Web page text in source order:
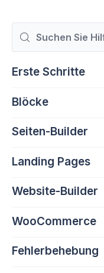
nach
Erste Schritte
Blöcke
Seiten-Builder
Landing Pages
Website-Builder
WooCommerce
Fehlerbehebung